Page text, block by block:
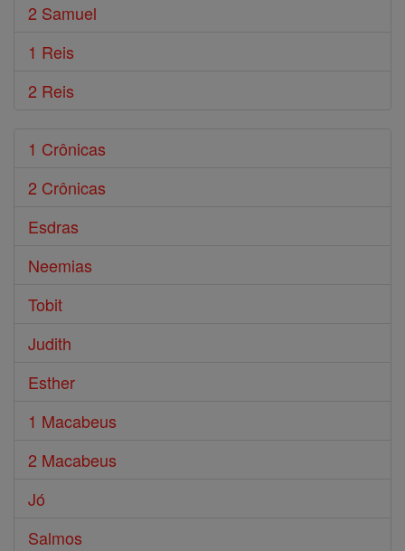
2 Samuel
1 Reis
2 Reis
1 Crônicas
2 Crônicas
Esdras
Neemias
Tobit
Judith
Esther
1 Macabeus
2 Macabeus
Jó
Salmos